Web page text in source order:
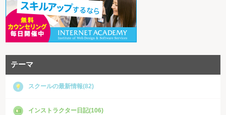
テーマ
スクールの最新情報(82)
インストラクター日記(106)